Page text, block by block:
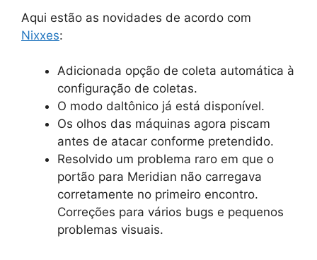
Aqui estão as novidades de acordo com
Nixxes:
Adicionada opção de coleta automática à
configuração de coletas.
O modo daltônico já está disponível.
Os olhos das máquinas agora piscam
antes de atacar conforme pretendido.
Resolvido um problema raro em que o
portão para Meridian não carregava
corretamente no primeiro encontro.
Correções para vários bugs e pequenos
problemas visuais.